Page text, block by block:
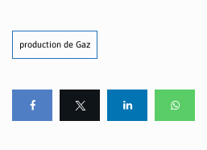
production de Gaz